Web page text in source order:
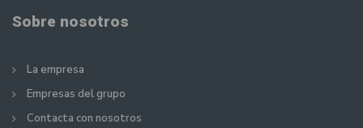
Sobre nosotros
La empresa
Empresas del grupo
Contacta con nosotros